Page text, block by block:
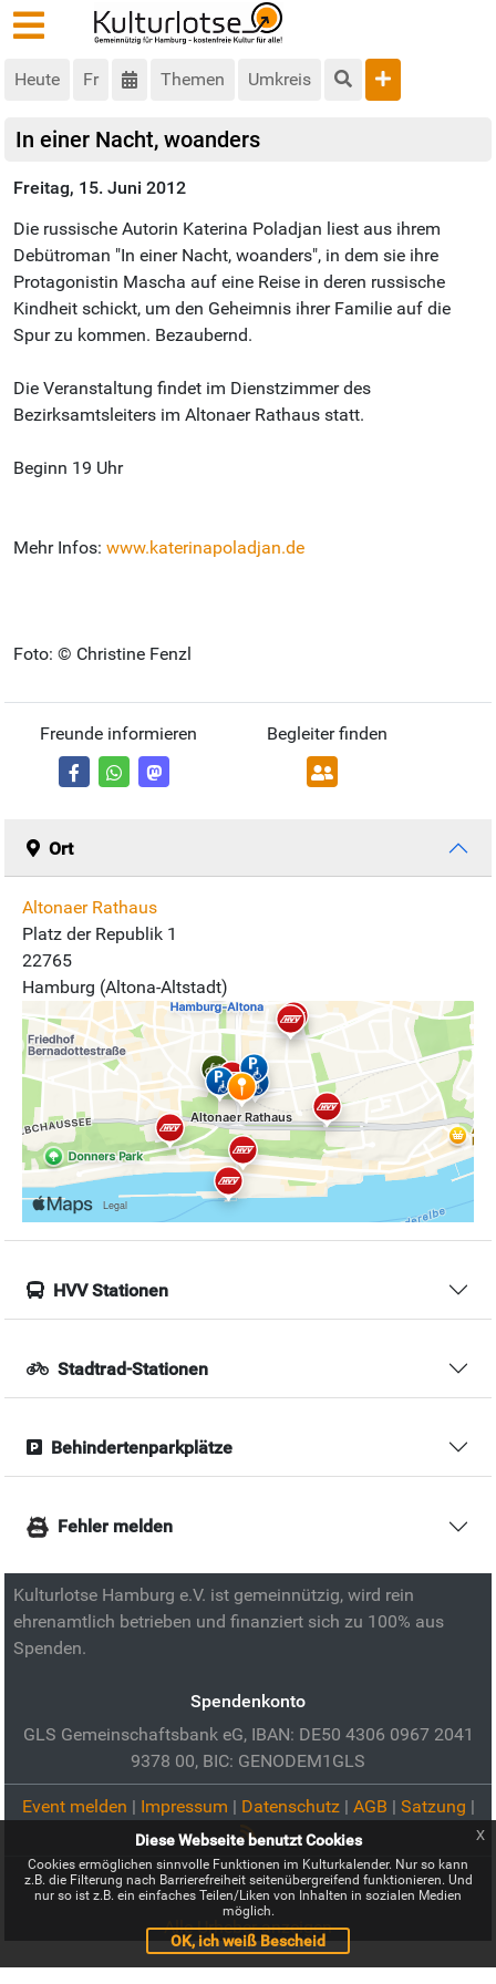
Heute Fr Themen Umkreis
In einer Nacht, woanders
Freitag, 15. Juni 2012
Die russische Autorin Katerina Poladjan liest aus ihrem
Debütroman "In einer Nacht, woanders", in dem sie ihre
Protagonistin Mascha auf eine Reise in deren russische
Kindheit schickt, um den Geheimnis ihrer Familie auf die
Spur zu kommen. Bezaubernd.
Die Veranstaltung findet im Dienstzimmer des
Bezirksamtsleiters im Altonaer Rathaus statt.
Beginn 19 Uhr
Mehr Infos: www.katerinapoladjan.de
Foto: © Christine Fenzl
Freunde informieren Begleiter finden
Ort
Altonaer Rathaus
Platz der Republik 1
22765
Hamburg (Altona-Altstadt)
HVV Stationen
Stadtrad-Stationen
Behindertenparkplätze
Fehler melden
Kulturlotse Hamburg e.V. ist gemeinnützig, wird rein
ehrenamtlich betrieben und finanziert sich zu 100% aus
Spenden.
Spendenkonto
GLS Gemeinschaftsbank eG, IBAN: DE50 4306 0967 2041
9378 00, BIC: GENODEM1GLS
Event melden | Impressum | Datenschutz| AGB | Satzung |
Alle Urheber anzeigen
Diese Webseite benutzt Cookies
Cookies ermöglichen sinnvolle Funktionen im Kulturkalender. Nur so kann
z.B. die Filterung nach Barrierefreiheit seitenübergreifend funktionieren. Und
nur so ist z.B. ein einfaches Teilen/Liken von Inhalten in sozialen Medien
möglich.
OK, ich weiß Bescheid
x